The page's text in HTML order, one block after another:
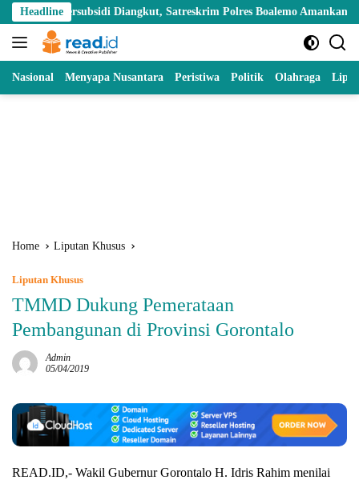
Skip
to
content
HeadlineDiangkut, Satreskrim Polres Boalemo Amankan Mobil Pick Up
Nasional Menyapa Nusantara Peristiwa Politik Olahraga
Home Liputan Khusus
Liputan Khusus
TMMD Dukung Pemerataan
Pembangunan di Provinsi Gorontalo
Admin
05/04/2019
READ.ID,- Wakil Gubernur Gorontalo H. Idris Rahim menilai